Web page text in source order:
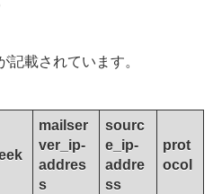
記載されています。
mailser
ver_ip-
addres
s
sourc
e_ip-
addre
ss
prot
ocol